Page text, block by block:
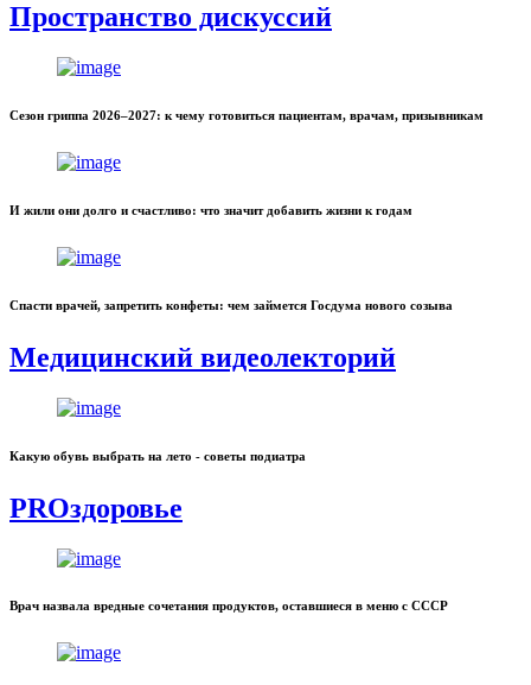
Пространство дискуссий
Сезон гриппа 2026–2027: к чему готовиться пациентам, врачам, призывникам
И жили они долго и счастливо: что значит добавить жизни к годам
Спасти врачей, запретить конфеты: чем займется Госдума нового созыва
Медицинский видеолекторий
Какую обувь выбрать на лето - советы подиатра
PROздоровье
Врач назвала вредные сочетания продуктов, оставшиеся в меню с СССР